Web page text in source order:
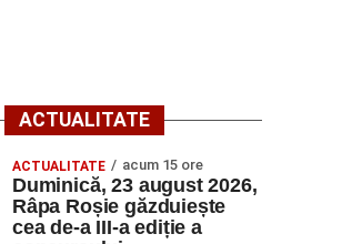
ACTUALITATE
ACTUALITATE acum 15 ore
Duminică, 23 august 2026,
Râpa Roșie găzduiește
cea de-a III-a ediție a